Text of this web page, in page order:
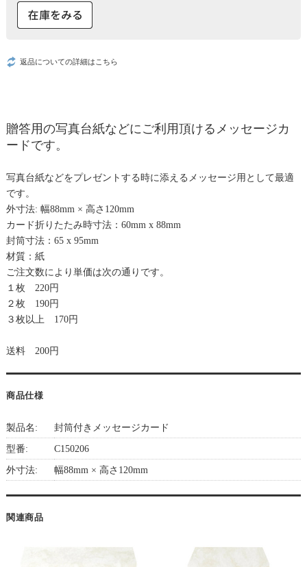
返品についての詳細はこちら
贈答用の写真台紙などにご利用頂けるメッセージカ
ードです。
写真台紙などをプレゼントする時に添えるメッセージ用として最適
です。
外寸法: 幅88mm × 高さ120mm
カード折りたたみ時寸法：60mm x 88mm
封筒寸法：65 x 95mm
材質：紙
ご注文数により単価は次の通りです。
１枚 220円
２枚 190円
３枚以上 170円
送料 200円
商品仕様
製品名:
封筒付きメッセージカード
型番:
C150206
外寸法:
幅88mm × 高さ120mm
関連商品